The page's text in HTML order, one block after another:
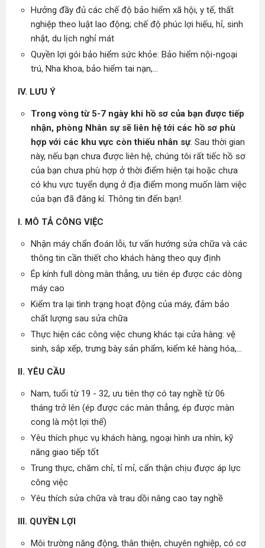
Hưởng đầy đủ các chế độ bảo hiểm xã hội, y tế, thất
nghiệp theo luật lao động; chế độ phúc lợi hiếu, hỉ, sinh
nhật, du lịch nghỉ mát
Quyền lợi gói bảo hiểm sức khỏe: Bảo hiểm nội-ngoại
trú, Nha khoa, bảo hiểm tai nạn,...
IV. LƯU Ý
Trong vòng từ 5-7 ngày khi hồ sơ của bạn được tiếp
nhận, phòng Nhân sự sẽ liên hệ tới các hồ sơ phù
hợp với các khu vực còn thiếu nhân sự. Sau thời gian
này, nếu bạn chưa được liên hệ, chúng tôi rất tiếc hồ sơ
của bạn chưa phù hợp ở thời điểm hiện tại hoặc chưa
có khu vực tuyển dụng ở địa điểm mong muốn làm việc
của bạn đã đăng kí. Thông tin đến bạn!.
I. MÔ TẢ CÔNG VIỆC
Nhận máy chẩn đoán lỗi, tư vấn hướng sửa chữa và các
thông tin cần thiết cho khách hàng theo quy định
Ép kính full dòng màn thẳng, ưu tiên ép được các dòng
máy cao
Kiểm tra lại tình trạng hoạt động của máy, đảm bảo
chất lượng sau sửa chữa
Thực hiện các công việc chung khác tại cửa hàng: vệ
sinh, sắp xếp, trưng bày sản phẩm, kiểm kê hàng hóa,...
II. YÊU CẦU
Nam, tuổi từ 19 - 32, ưu tiên thợ có tay nghề từ 06
tháng trở lên (ép được các màn thẳng, ép được màn
cong là một lợi thế)
Yêu thích phục vụ khách hàng, ngoại hình ưa nhìn, kỹ
năng giao tiếp tốt
Trung thực, chăm chỉ, tỉ mỉ, cẩn thận chịu được áp lực
công việc
Yêu thích sửa chữa và trau dồi nâng cao tay nghề
III. QUYỀN LỢI
Môi trường năng động, thân thiện, chuyên nghiệp, có cơ